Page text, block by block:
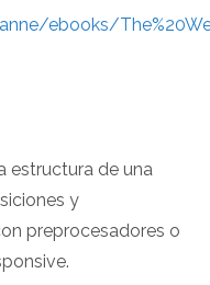
ebooks/
estructura de una
y
preprocesadores o